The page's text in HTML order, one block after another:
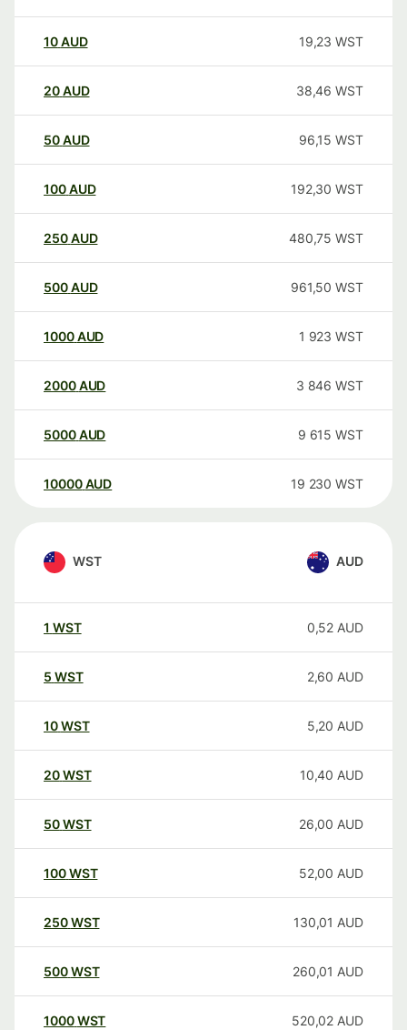
10AUD 19,23 WST
20AUD 38,46 WST
50AUD 96,15 WST
100AUD 192,30 WST
250AUD 480,75 WST
500AUD 961,50 WST
1000AUD 1 923 WST
2000AUD 3 846 WST
5000AUD 9 615 WST
10000 AUD 19 230 WST
WST AUD
1 WST 0,52 AUD
5 WST 2,60 AUD
10WST 5,20 AUD
20WST 10,40 AUD
50WST 26,00 AUD
100WST 52,00 AUD
250WST 130,01 AUD
500WST 260,01 AUD
1000WST 520,02 AUD